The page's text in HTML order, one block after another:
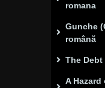
romana
Gunche
română
The
A